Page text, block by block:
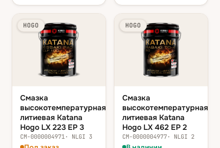
HOGO
Смазка
высокотемпературная
литиевая Katana
Hogo LX 223 EP 3
СМ-0000004971· NLGI 3
HOGO
Смазка
высокотемпературная
литиевая Katana
Hogo LX 462 EP 2
СМ-0000004977· NLGI 2